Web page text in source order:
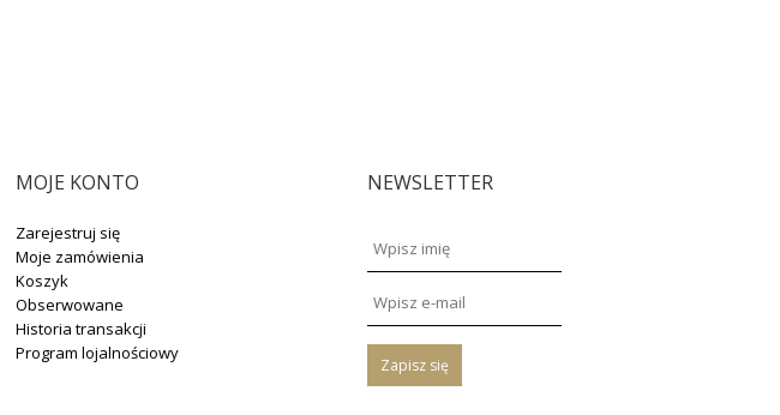
MOJE KONTO
Zarejestruj się
Moje zamówienia
Koszyk
Obserwowane
Historia transakcji
Program lojalnościowy
NEWSLETTER
Zapisz się